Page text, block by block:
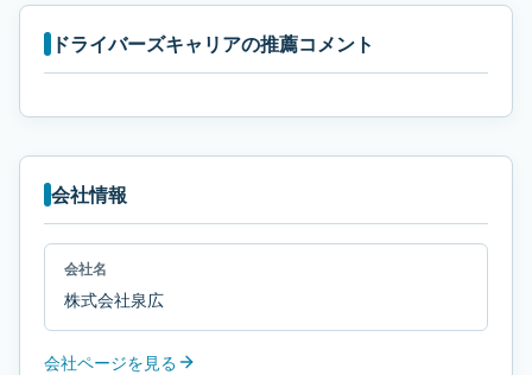
ドライバーズキャリアの推薦コメント
会社情報
会社名
株式会社泉広
会社ページを見る